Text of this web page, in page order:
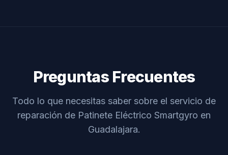
Preguntas Frecuentes
Todo lo que necesitas saber sobre el servicio de
reparación de Patinete Eléctrico Smartgyro en
Guadalajara.